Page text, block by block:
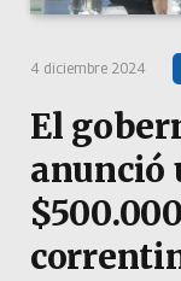
4 diciembre 2024
El
anunció